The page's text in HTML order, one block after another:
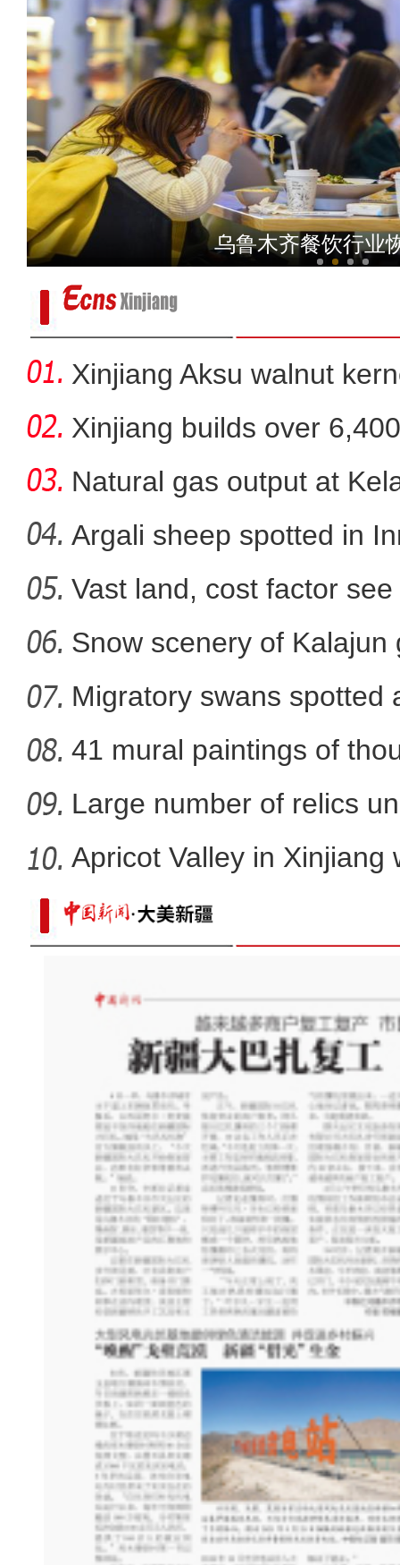
新疆喀什：有序恢复正
新疆：落单天鹅“迫降”地
乌鲁木齐花卉市场
乌鲁木齐餐饮行业
Xinjiang Aksu walnut
Xinjiang builds over
Natural gas output at
Argali sheep spotted in
Vast land, cost factor
Snow scenery of Kalajun
Migratory swans spotted
41 mural paintings of
grotto
Large number of relics
Apricot Valley in Xinjiang